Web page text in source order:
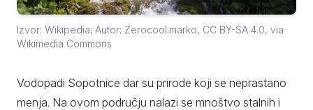
Izvor: Wikipedia; Autor: Zerocool.marko, CC BY-SA 4.0, via
Wikimedia Commons
Vodopadi Sopotnice dar su prirode koji se neprastano
menja. Na ovom području nalazi se mnoštvo stalnih i